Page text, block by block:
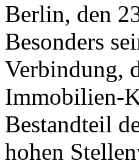
Berlin, den
Besonders
Verbindung,
Immobilien-
Bestandteil
hohen